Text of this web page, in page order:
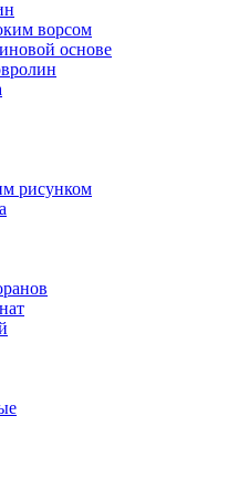
ворсом
основе
рисунком